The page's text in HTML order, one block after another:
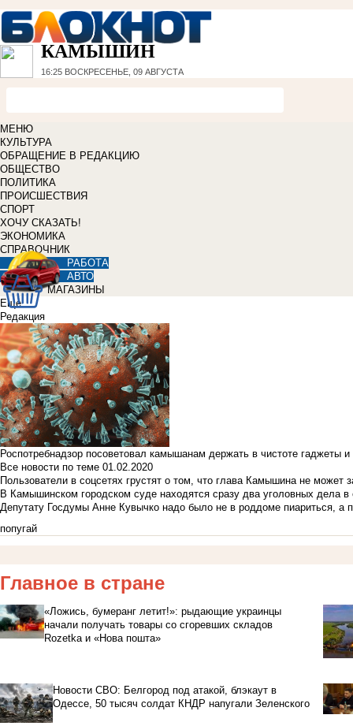
КАМЫШИН
16:25 ВОСКРЕСЕНЬЕ, 09 АВГУСТА
МЕНЮ
КУЛЬТУРА
ОБРАЩЕНИЕ В РЕДАКЦИЮ
ОБЩЕСТВО
ПОЛИТИКА
ПРОИСШЕСТВИЯ
СПОРТ
ХОЧУ СКАЗАТЬ!
ЭКОНОМИКА
СПРАВОЧНИК
РАБОТА
АВТО
МАГАЗИНЫ
Еще
Редакция
Роспотребнадзор посоветовал камышанам держать в чистоте гаджеты
Все новости по теме 01.02.2020
Пользователи в соцсетях грустят о том, что глава Камышина не может
В Камышинском городском суде находятся сразу два уголовных дела
Депутату Госдумы Анне Кувычко надо было не в роддоме пиариться, а
попугай
Главное в стране
«Ложись, бумеранг летит!»: рыдающие украинцы
начали получать товары со сгоревших складов
Rozetka и «Нова пошта»
Новости СВО: Белгород под атакой, блэкаут в
Одессе, 50 тысяч солдат КНДР напугали Зеленского